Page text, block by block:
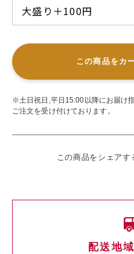
この商品をカ
※土日祝日,平日15:00以降にお届け
ご注文を受け付けております。
この商品をシェアす
配送地